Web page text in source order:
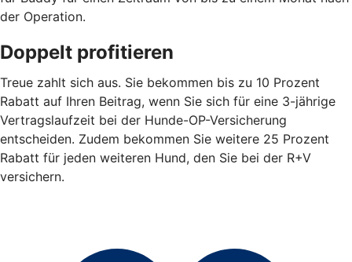
der Operation.
Doppelt profitieren
Treue zahlt sich aus. Sie bekommen bis zu 10 Prozent
Rabatt auf Ihren Beitrag, wenn Sie sich für eine 3-jährige
Vertragslaufzeit bei der Hunde-OP-Versicherung
entscheiden. Zudem bekommen Sie weitere 25 Prozent
Rabatt für jeden weiteren Hund, den Sie bei der R+V
versichern.